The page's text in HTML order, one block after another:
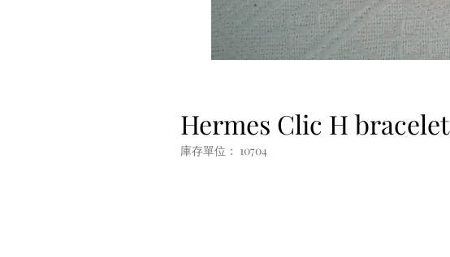
Hermes Clic H bracelet
庫存單位： 10704